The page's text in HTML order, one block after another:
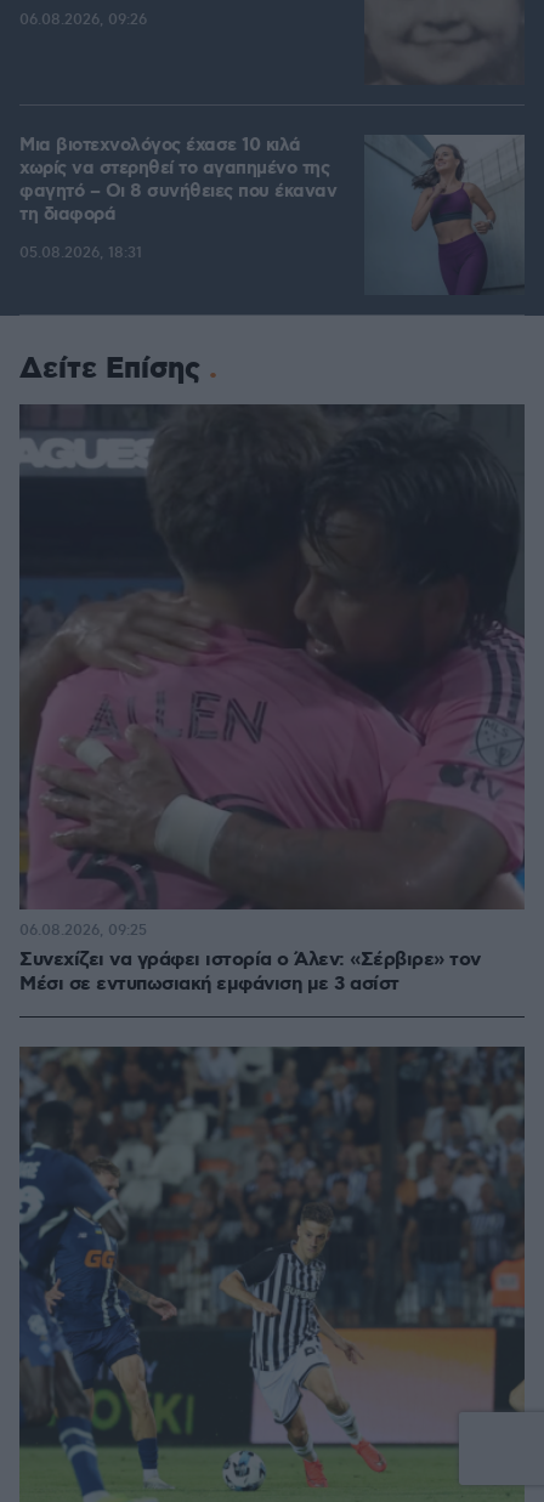
06.08.2026, 09:26
Μια βιοτεχνολόγος έχασε 10 κιλά
χωρίς να στερηθεί το αγαπημένο της
φαγητό – Οι 8 συνήθειες που έκαναν
τη διαφορά
05.08.2026, 18:31
Δείτε Επίσης
Συνεχίζει να γράφει ιστορία ο Άλεν: «Σέρβιρε» τον
Μέσι σε εντυπωσιακή εμφάνιση με 3 ασίστ
06.08.2026, 09:25